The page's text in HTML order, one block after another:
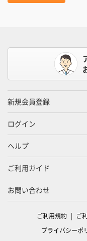
新規会員登録
ログイン
ヘルプ
ご利用ガイド
お問い合わせ
ご利用規約 ご
プライバシーポ